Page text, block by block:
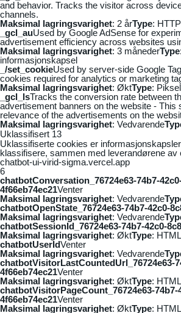
and behavior. Tracks the visitor across
channels.
Maksimal lagringsvarighet: 2 årType:
_gcl_auUsed by Google AdSense for
advertisement efficiency across websites
Maksimal lagringsvarighet: 3 månederType
informasjonskapsel
_/set_cookieUsed by server-side Google
cookies required for analytics or marketing
Maksimal lagringsvarighet: ØktType:
_gcl_lsTracks the conversion rate between
advertisement banners on the website - This
relevance of the advertisements on the
Maksimal lagringsvarighet: Vedvarende
Uklassifisert 13
Uklassifiserte cookies er
klassifisere, sammen med leverandørene av
chatbot-ui-virid-sigma.vercel.app
6
chatbotConversation_76724e63-74b7-
4f66eb74ec21Venter
Maksimal lagringsvarighet: Vedvarende
chatbotOpenState_76724e63-74b7-42c0-
Maksimal lagringsvarighet: Vedvarende
chatbotSessionId_76724e63-74b7-42c0-
Maksimal lagringsvarighet: ØktType:
chatbotUserIdVenter
Maksimal lagringsvarighet: Vedvarende
chatbotVisitorLastCountedUrl_76724e63-
4f66eb74ec21Venter
Maksimal lagringsvarighet: ØktType:
chatbotVisitorPageCount_76724e63-74b7-
4f66eb74ec21Venter
Maksimal lagringsvarighet: ØktType: